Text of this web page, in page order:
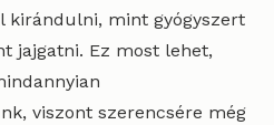
kirándulni, mint gyógyszert
jajgatni. Ez most lehet,
viszont szerencsére még